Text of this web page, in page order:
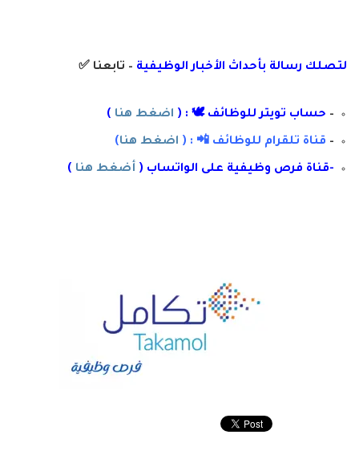
لتصلك رسالة بأحداث الأخبار الوظيفية – تابعنا ✅
– حساب تويتر للوظائف 🕊 : ( اضغط هنا )
– قناة تلقرام للوظائف 📲 : ( اضغط هنا)
-قناة فرص وظيفية على الواتساب ( أضغط هنا )